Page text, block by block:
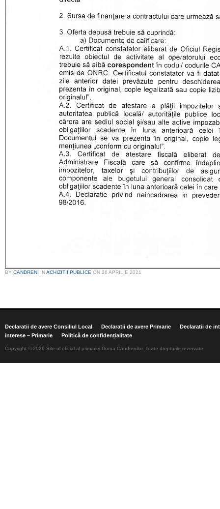
BY CANDRENI INACHIZITII PUBLICE ON 26 APRILIE 2021
Declaratii de avere Consiliul Local Declaratii de avere Primarie
Declaratii de
interese – Primarie
Politică de confidențialitate
Copyright © 2026 Site-ul oficial al primariei Dorna Candrenilor. Toate drepturile rezervate.